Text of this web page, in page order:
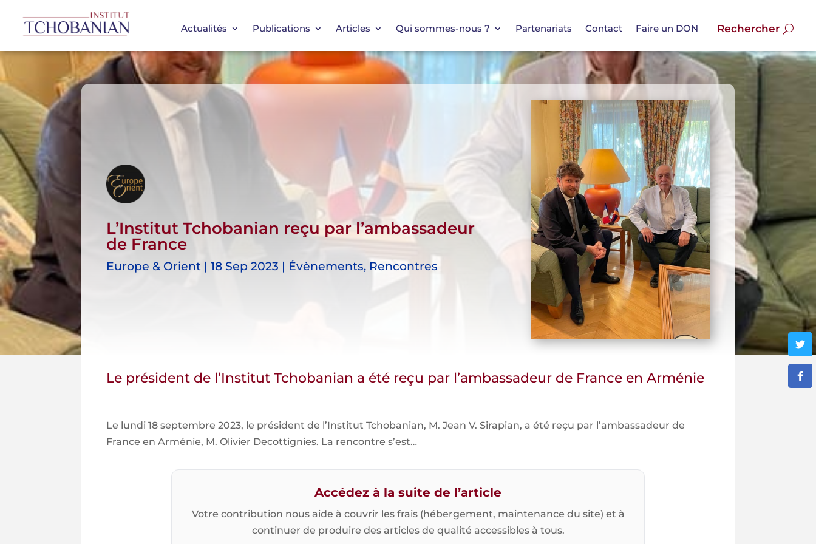
Actualités Publications Articles Qui sommes-nous ? Partenariats Contact Faire un DON
L’Institut Tchobanian reçu par l’ambassadeur
de France
Europe & Orient | 18 Sep 2023 | Évènements, Rencontres
Le président de l’Institut Tchobanian a été reçu par l’ambassadeur de France en Arménie
Le lundi 18 septembre 2023, le président de l’Institut Tchobanian, M. Jean V. Sirapian, a été reçu par l’ambassadeur de
France en Arménie, M. Olivier Decottignies. La rencontre s’est…
Accédez à la suite de l’article
Votre contribution nous aide à couvrir les frais (hébergement, maintenance du site) et à
continuer de produire des articles de qualité accessibles à tous.